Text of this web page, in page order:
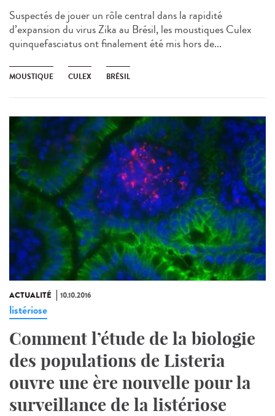
Suspectés de jouer un rôle central dans la rapidité
d’expansion du virus Zika au Brésil, les moustiques Culex
quinquefasciatus ont finalement été mis hors de...
MOUSTIQUE CULEX BRÉSIL
ACTUALITÉ 10.10.2016
listériose
Comment l’étude de la biologie
des populations de Listeria
ouvre une ère nouvelle pour la
surveillance de la listériose